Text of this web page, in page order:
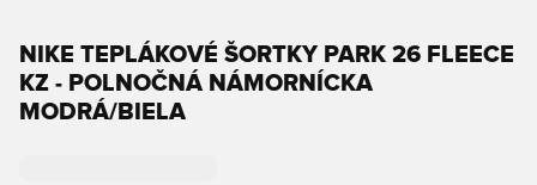
NIKE TEPLÁKOVÉ ŠORTKY PARK 26 FLEECE
KZ - POLNOČNÁ NÁMORNÍCKA
MODRÁ/BIELA